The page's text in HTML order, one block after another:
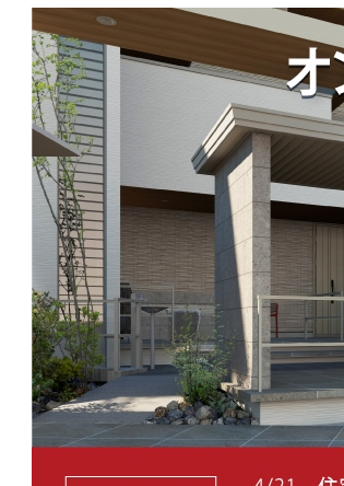
第18回 受賞作品
第16回 応募サイト
第15回 受賞作品